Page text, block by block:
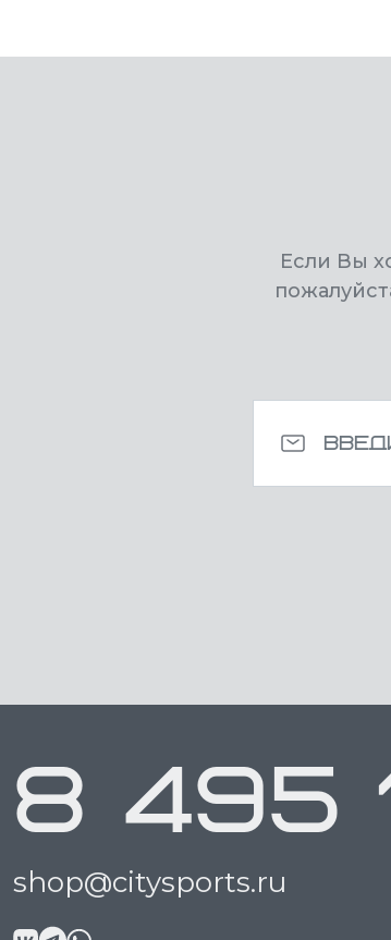
Если Вы
8 495
shop@citysports.ru